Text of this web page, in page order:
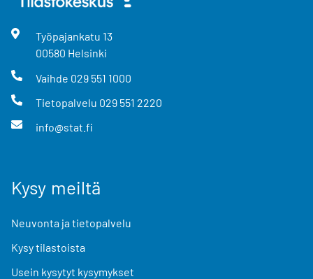
Työpajankatu 13
00580 Helsinki
Vaihde 029 551 1000
Tietopalvelu 029 551 2220
info@stat.fi
Kysy meiltä
Neuvonta ja tietopalvelu
Kysy tilastoista
Usein kysytyt kysymykset